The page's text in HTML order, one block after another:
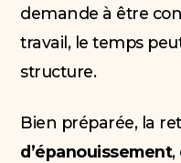
demande à être
travail, le temps
structure.
Bien préparée, la
d’épanouissement,